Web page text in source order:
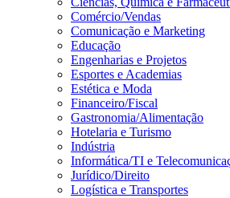
Comércio/Vendas
Comunicação e Marketing
Educação
Engenharias e Projetos
Esportes e Academias
Estética e Moda
Financeiro/Fiscal
Gastronomia/Alimentação
Hotelaria e Turismo
Indústria
Informática/TI e
Jurídico/Direito
Logística e Transportes